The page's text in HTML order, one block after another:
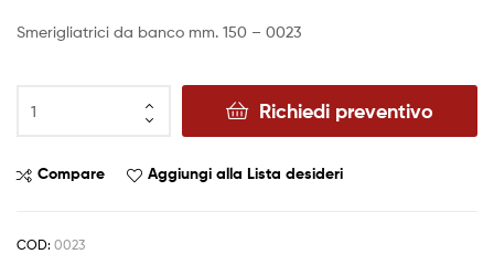
Smerigliatrici da banco mm. 150 – 0023
Richiedi preventivo
Compare Aggiungi alla Lista desideri
COD: 0023